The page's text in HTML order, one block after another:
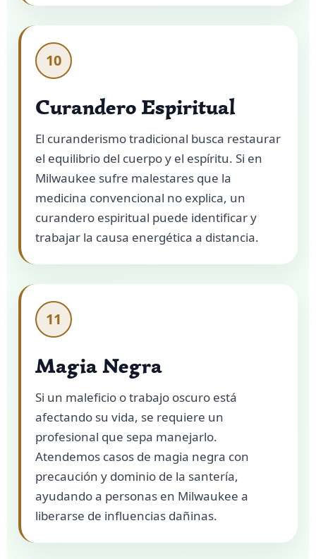
10
Curandero Espiritual
El curanderismo tradicional busca restaurar
el equilibrio del cuerpo y el espíritu. Si en
Milwaukee sufre malestares que la
medicina convencional no explica, un
curandero espiritual puede identificar y
trabajar la causa energética a distancia.
11
Magia Negra
Si un maleficio o trabajo oscuro está
afectando su vida, se requiere un
profesional que sepa manejarlo.
Atendemos casos de magia negra con
precaución y dominio de la santería,
ayudando a personas en Milwaukee a
liberarse de influencias dañinas.